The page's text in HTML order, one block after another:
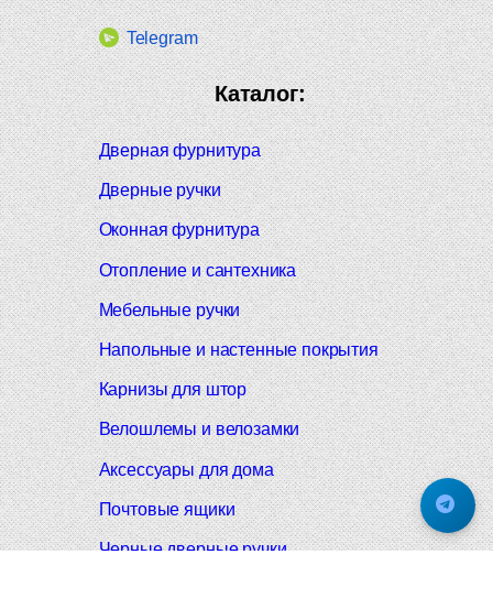
Telegram
Каталог:
Дверная фурнитура
Дверные ручки
Оконная фурнитура
Отопление и сантехника
Мебельные ручки
Напольные и настенные покрытия
Карнизы для штор
Велошлемы и велозамки
Аксессуары для дома
Почтовые ящики
Черные дверные ручки